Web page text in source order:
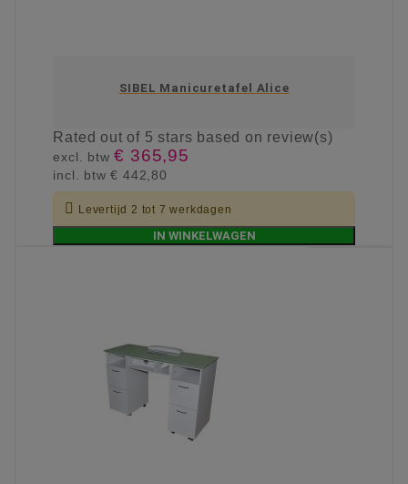
SIBEL Manicuretafel Alice
Ratedout of 5 stars based on review(s)
excl. btw€ 365,95
incl. btw€ 442,80
 Levertijd 2 tot 7 werkdagen
IN WINKELWAGEN